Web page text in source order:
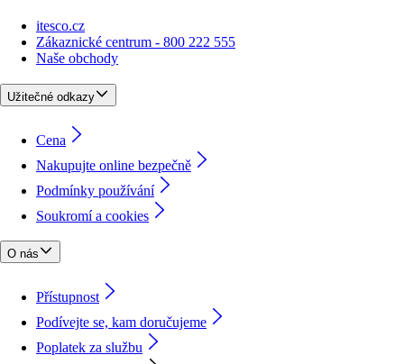
itesco.cz
Zákaznické centrum - 800 222 555
Naše obchody
Užitečné odkazy
Cena
Nakupujte online bezpečně
Podmínky používání
Soukromí a cookies
O nás
Přístupnost
Podívejte se, kam doručujeme
Poplatek za službu